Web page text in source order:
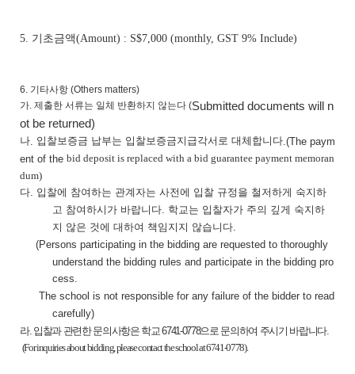
5. 기초금액(Amount) : S$7,000 (monthly, GST 9% Include)
6. 기타사항 (Others matters)
가. 제출한 서류는 일체 반환하지 않는다 (Submitted documents will n
ot be returned)
나. 입찰보증금 납부는 입찰보증금지급각서로 대체합니다.(The paym
ent of the bid deposit is replaced with a bid guarantee payment memoran
dum)
다. 입찰에 참여하는 관계자는 사전에 입찰 규정을 철저하게 숙지하
고 참여하시가 바랍니다. 학교는 입찰자가 주의 깊게 숙지하
지 않은 것에 대하여 책임지지 않습니다.
(Persons participating in the bidding are requested to thoroughly
understand the bidding rules and participate in the bidding pro
cess.
The school is not responsible for any failure of the bidder to read
carefully)
라. 입찰과 관련한 문의사항은 학교6741-0778으로 문의하여 주시기 바랍니다.
(For inquiries about bidding, please contact the school at 6741-0778).